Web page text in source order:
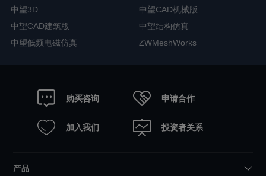
中望3D
中望CAD机械版
中望CAD建筑版
中望结构仿真
中望低频电磁仿真
ZWMeshWorks
购买咨询 申请合作
加入我们 投资者关系
产品